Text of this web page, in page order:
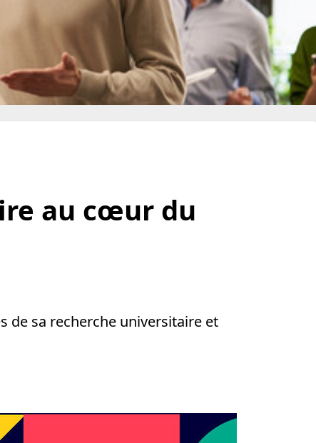
au cœur du
de sa recherche universitaire et